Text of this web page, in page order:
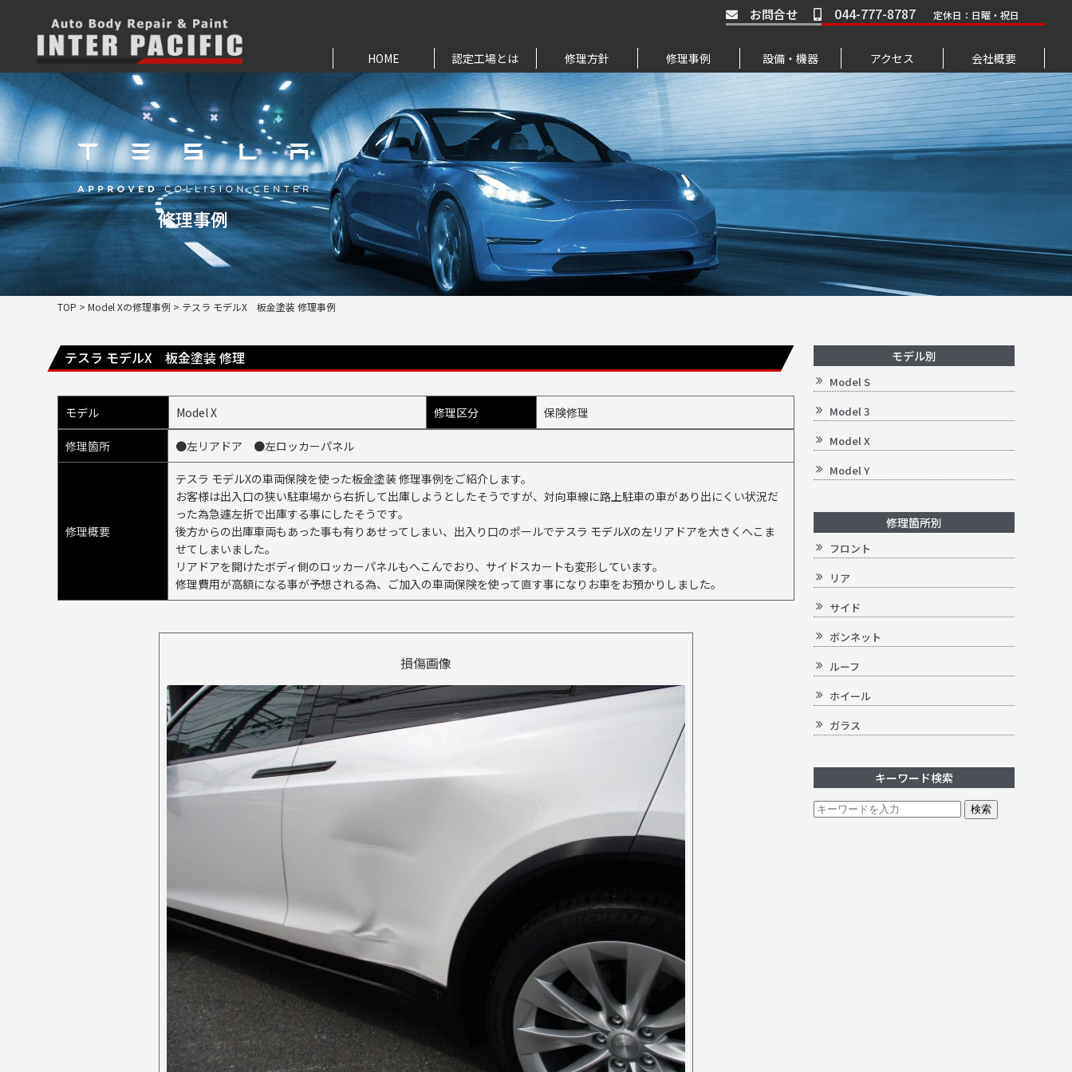
お問合せ 044-777-8787 定休日：日曜・祝日
HOME 認定工場とは 修理方針 修理事例 設備・機器 アクセス 会社概要
修理事例
TOP > Model Xの修理事例 > テスラ モデルX 板金塗装 修理事例
テスラ モデルX 板金塗装 修理
モデル Model X 修理区分 保険修理
修理箇所 ●左リアドア ●左ロッカーパネル
修理概要
テスラ モデルXの車両保険を使った板金塗装 修理事例をご紹介します。
お客様は出入口の狭い駐車場から右折して出庫しようとしたそうですが、対向車線に路上駐車の車があり出にくい状況だ
った為急遽左折で出庫する事にしたそうです。
後方からの出庫車両もあった事も有りあせってしまい、出入り口のポールでテスラ モデルXの左リアドアを大きくへこま
せてしまいました。
リアドアを開けたボディ側のロッカーパネルもへこんでおり、サイドスカートも変形しています。
修理費用が高額になる事が予想される為、ご加入の車両保険を使って直す事になりお車をお預かりしました。
損傷画像
モデル別
Model S
Model 3
Model X
Model Y
修理箇所別
フロント
リア
サイド
ボンネット
ルーフ
ホイール
ガラス
キーワード検索